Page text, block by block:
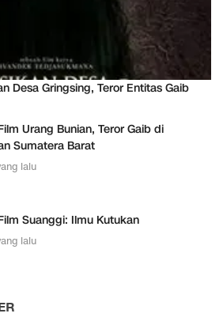
Desa Gringsing, Teror Entitas Gaib
Urang Bunian, Teror Gaib di
Sumatera Barat
lalu
Suanggi: Ilmu Kutukan
lalu